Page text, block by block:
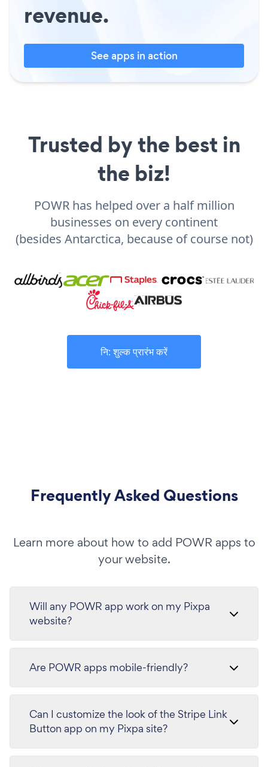
revenue.
See apps in action
Trusted by the best in
the biz!
POWR has helped over a half million
businesses on every continent
(besides Antarctica, because of course not)
नि: शुल्क प्रारंभ करें
Frequently Asked Questions
Learn more about how to add POWR apps to
your website.
Will any POWR app work on my Pixpa
website?
Are POWR apps mobile-friendly?
Can I customize the look of the Stripe Link
Button app on my Pixpa site?